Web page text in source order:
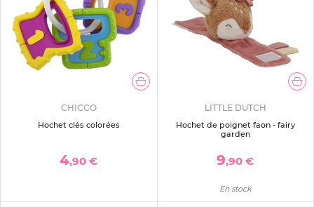
CHICCO
Hochet clés colorées
4,90 €
LITTLE DUTCH
Hochet de poignet faon - fairy
garden
9,90 €
En stock